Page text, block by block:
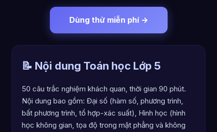
Dùng thử miễn phí →
📝 Nội dung Toán học Lớp 5
50 câu trắc nghiệm khách quan, thời gian 90 phút.
Nội dung bao gồm: Đại số (hàm số, phương trình,
bất phương trình, tổ hợp-xác suất), Hình học (hình
học không gian, tọa độ trong mặt phẳng và không